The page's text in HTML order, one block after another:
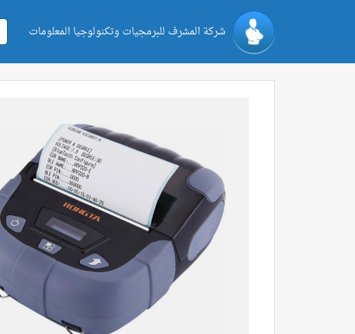
شركة المشرف للبرمجيات وتكنولوجيا المعلومات